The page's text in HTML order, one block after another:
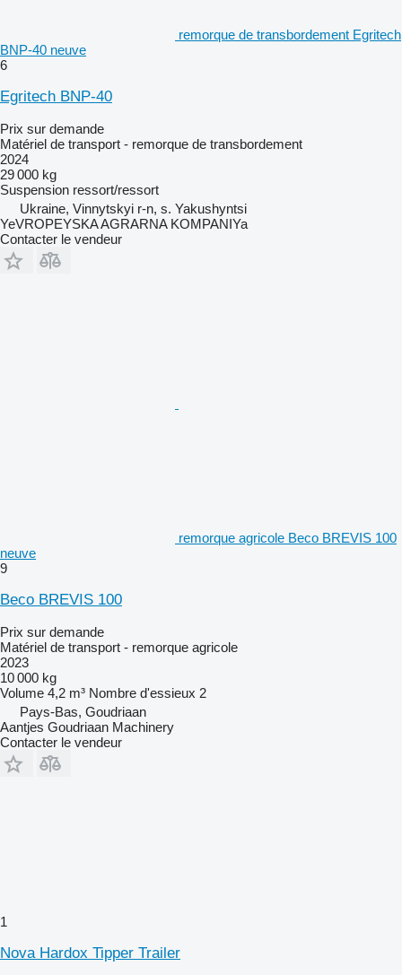
remorque de transbordement Egritech
BNP-40 neuve
6
Egritech BNP-40
Prix sur demande
Matériel de transport - remorque de transbordement
2024
29 000 kg
Suspension ressort/ressort
Ukraine, Vinnytskyi r-n, s. Yakushyntsi
YeVROPEYSKA AGRARNA KOMPANIYa
Contacter le vendeur
remorque agricole Beco BREVIS 100
neuve
9
Beco BREVIS 100
Prix sur demande
Matériel de transport - remorque agricole
2023
10 000 kg
Volume 4,2 m³ Nombre d'essieux 2
Pays-Bas, Goudriaan
Aantjes Goudriaan Machinery
Contacter le vendeur
1
Nova Hardox Tipper Trailer